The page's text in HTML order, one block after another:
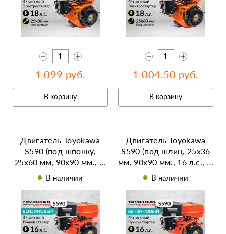
1 099 руб.
В корзину
1 004.50 руб.
В корзину
Двигатель Toyokawa
S590 (под шпонку,
25х60 мм, 90х90 мм., …
В наличии
Двигатель Toyokawa
S590 (под шлиц, 25х36
мм, 90х90 мм., 16 л.с., …
В наличии